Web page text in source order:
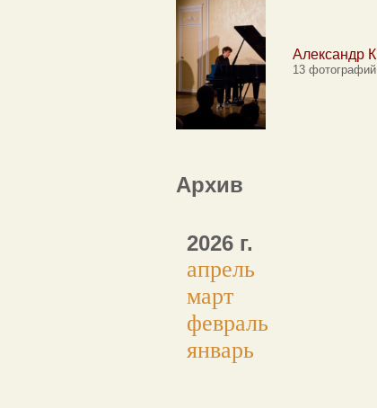
Александр
13 фотографий
Архив
2026 г.
апрель
март
февраль
январь